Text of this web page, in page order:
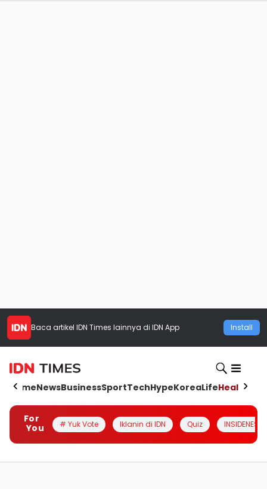
Baca artikel IDN Times lainnya di IDN App Install
HomeNewsBusinessSportTechHypeKoreaLifeHealth
For
You
# Yuk Vote Iklanin di IDN Quiz INSIDENESIA